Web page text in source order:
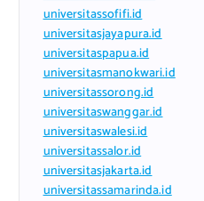
universitassofifi.id
universitasjayapura.id
universitaspapua.id
universitasmanokwari.id
universitassorong.id
universitaswanggar.id
universitaswalesi.id
universitassalor.id
universitasjakarta.id
universitassamarinda.id